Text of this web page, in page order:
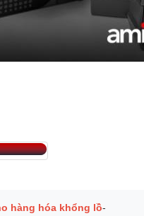
hàng hóa khổng lồ-